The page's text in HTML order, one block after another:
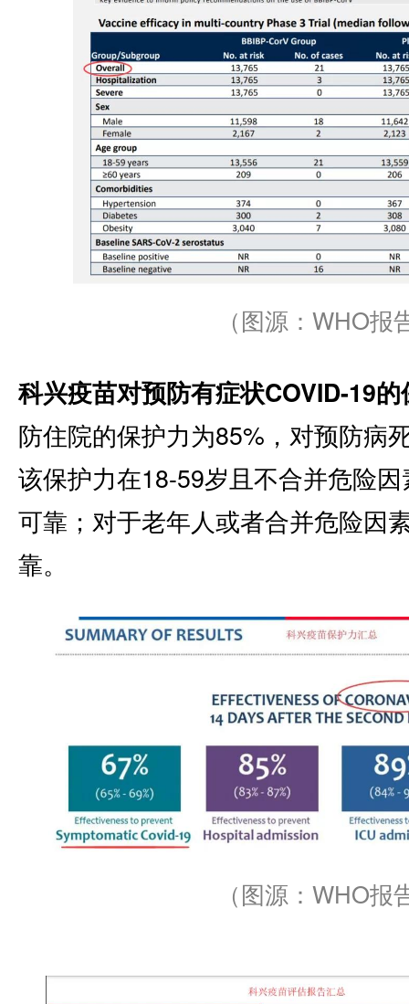
（图源：WHO报
科兴疫苗对预防有症状COVID-19
防住院的保护力为85%，对预防病
该保护力在18-59岁且不合并危险
可靠；对于老年人或者合并危险因
靠。
（图源：WHO报